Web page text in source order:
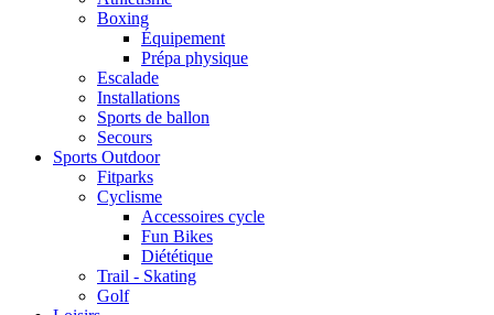
Boxing
Équipement
Prépa physique
Escalade
Installations
Sports de ballon
Secours
Sports Outdoor
Fitparks
Cyclisme
Accessoires cycle
Fun Bikes
Diététique
Trail - Skating
Golf